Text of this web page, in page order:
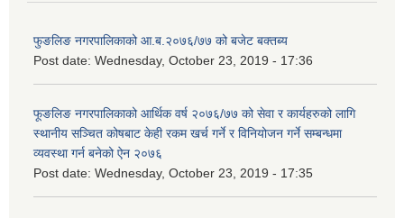
फुङलिङ नगरपालिकाको आ.ब.२०७६/७७ को बजेट बक्तब्य
Post date: Wednesday, October 23, 2019 - 17:36
फूङलिङ नगरपालिकाको आर्थिक वर्ष २०७६/७७ को सेवा र कार्यहरुको लागि
स्थानीय सञ्चित कोषबाट केही रकम खर्च गर्ने र विनियोजन गर्ने सम्बन्धमा
व्यवस्था गर्न बनेको ऐन २०७६
Post date: Wednesday, October 23, 2019 - 17:35